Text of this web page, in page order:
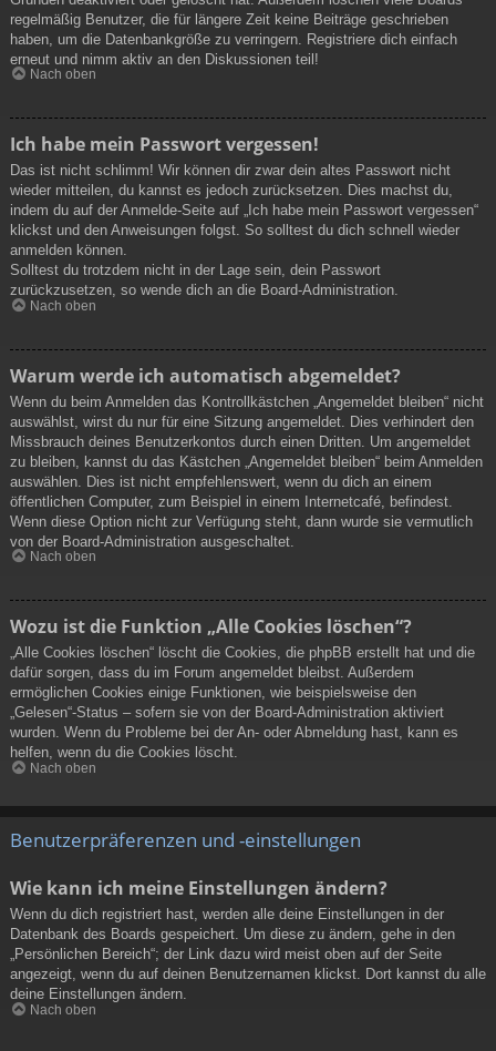
regelmäßig Benutzer, die für längere Zeit keine Beiträge geschrieben
haben, um die Datenbankgröße zu verringern. Registriere dich einfach
erneut und nimm aktiv an den Diskussionen teil!
Nach oben
Ich habe mein Passwort vergessen!
Das ist nicht schlimm! Wir können dir zwar dein altes Passwort nicht
wieder mitteilen, du kannst es jedoch zurücksetzen. Dies machst du,
indem du auf der Anmelde-Seite auf „Ich habe mein Passwort vergessen“
klickst und den Anweisungen folgst. So solltest du dich schnell wieder
anmelden können.
Solltest du trotzdem nicht in der Lage sein, dein Passwort
zurückzusetzen, so wende dich an die Board-Administration.
Nach oben
Warum werde ich automatisch abgemeldet?
Wenn du beim Anmelden das Kontrollkästchen „Angemeldet bleiben“ nicht
auswählst, wirst du nur für eine Sitzung angemeldet. Dies verhindert den
Missbrauch deines Benutzerkontos durch einen Dritten. Um angemeldet
zu bleiben, kannst du das Kästchen „Angemeldet bleiben“ beim Anmelden
auswählen. Dies ist nicht empfehlenswert, wenn du dich an einem
öffentlichen Computer, zum Beispiel in einem Internetcafé, befindest.
Wenn diese Option nicht zur Verfügung steht, dann wurde sie vermutlich
von der Board-Administration ausgeschaltet.
Nach oben
Wozu ist die Funktion „Alle Cookies löschen“?
„Alle Cookies löschen“ löscht die Cookies, die phpBB erstellt hat und die
dafür sorgen, dass du im Forum angemeldet bleibst. Außerdem
ermöglichen Cookies einige Funktionen, wie beispielsweise den
„Gelesen“-Status – sofern sie von der Board-Administration aktiviert
wurden. Wenn du Probleme bei der An- oder Abmeldung hast, kann es
helfen, wenn du die Cookies löscht.
Nach oben
Benutzerpräferenzen und -einstellungen
Wie kann ich meine Einstellungen ändern?
Wenn du dich registriert hast, werden alle deine Einstellungen in der
Datenbank des Boards gespeichert. Um diese zu ändern, gehe in den
„Persönlichen Bereich“; der Link dazu wird meist oben auf der Seite
angezeigt, wenn du auf deinen Benutzernamen klickst. Dort kannst du alle
deine Einstellungen ändern.
Nach oben